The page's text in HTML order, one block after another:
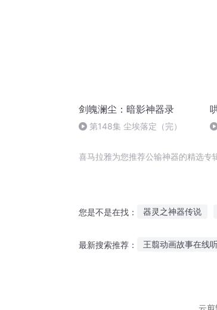
剑魄澜尘：暗影神器录
第148集 尘埃落定（完）
喜马拉雅为您推荐公输神器的精选专
您是不是在找： 器灵之神器传说
最新搜索推荐： 王翦动画故事在线
云剪